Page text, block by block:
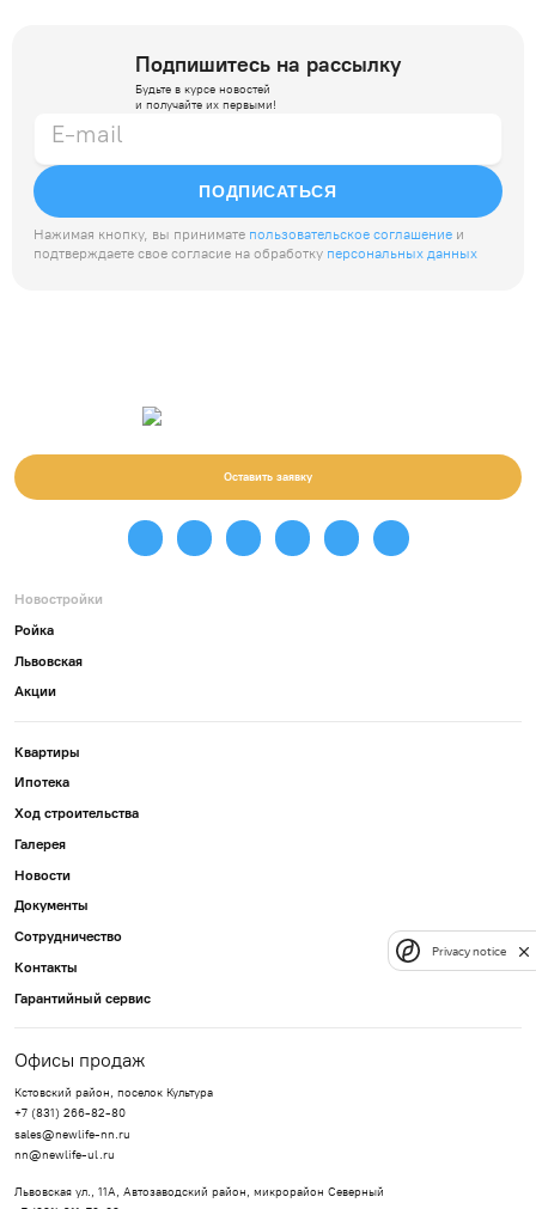
Подпишитесь на рассылку
Будьте в курсе новостей
и получайте их первыми!
ПОДПИСАТЬСЯ
Нажимая кнопку, вы принимате пользовательское соглашение и
подтверждаете свое согласие на обработку персональных данных
Новостройки
Ройка
Львовская
Акции
Квартиры
Ипотека
Ход строительства
Галерея
Новости
Документы
Сотрудничество
Контакты
Гарантийный сервис
Оставить заявку
Офисы продаж
Кстовский район, поселок Культура
+7 (831) 266-82-80
sales@newlife-nn.ru
nn@newlife-ul.ru
Львовская ул., 11А, Автозаводский район, микрорайон Северный
Privacy notice